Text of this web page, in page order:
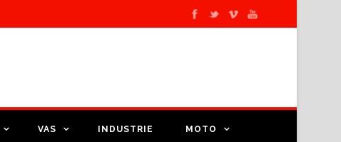
VAS INDUSTRIE MOTO